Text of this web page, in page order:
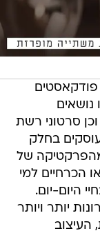
נושאים
סרטוני רשת
עוסקים בחלק
של
הכרחיים למי
היום-יום.
יותר ויותר
העיצוב